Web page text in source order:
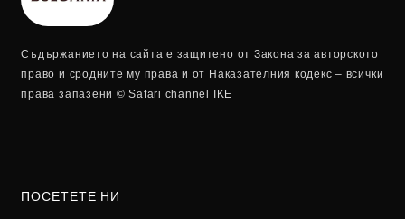
Съдържанието на сайта е защитено от Закона за авторското
право и сродните му права и от Наказателния кодекс – всички
права запазени © Safari channel IKE
ПОСЕТЕТЕ НИ